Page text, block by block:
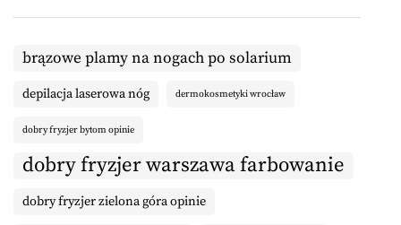
brązowe plamy na nogach po solarium
depilacja laserowa nóg dermokosmetyki wrocław
dobry fryzjer bytom opinie
dobry fryzjer warszawa farbowanie
dobry fryzjer zielona góra opinie